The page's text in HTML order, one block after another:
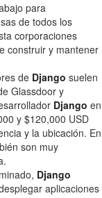
para
de todos los
corporaciones
construir y mantener
de Django suelen
Glassdoor y
Django en
y $120,000 USD
y la ubicación. En
son muy
Django
aplicaciones